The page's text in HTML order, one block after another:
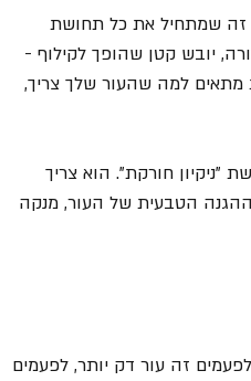
זה שמתחיל את כל תחושת
יובש קטן שהופך לקילוף -
מתאים למה שהעור שלך צריך,
"ניקיון חורקת". הוא צריך
ההגנה הטבעית של העור, מנקה
זה עור דק יותר, לפעמים